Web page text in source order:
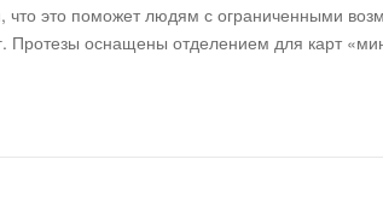
что это поможет людям с ограниченными
Протезы оснащены отделением для карт